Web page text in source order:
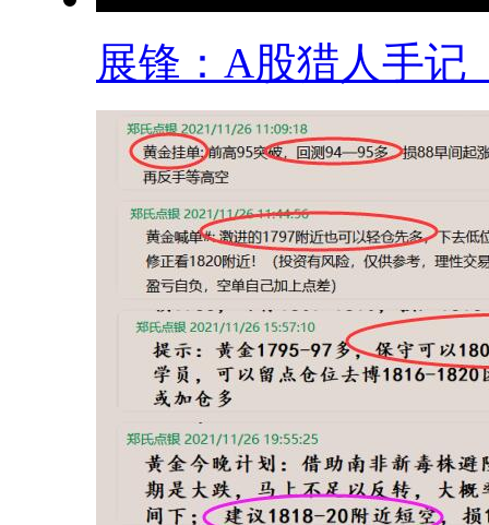
展锋：A股猎人手记